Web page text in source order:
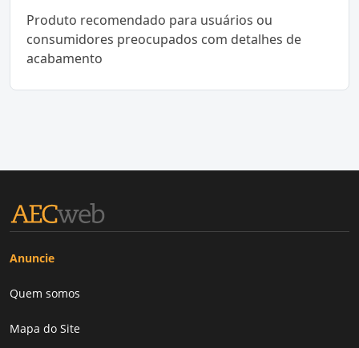
Produto recomendado para usuários ou
consumidores preocupados com detalhes de
acabamento
Anuncie
Quem somos
Mapa do Site